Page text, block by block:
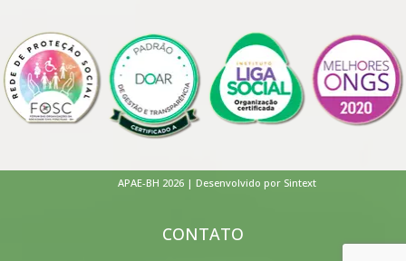
APAE-BH 2026 | Desenvolvido por Sintext
CONTATO